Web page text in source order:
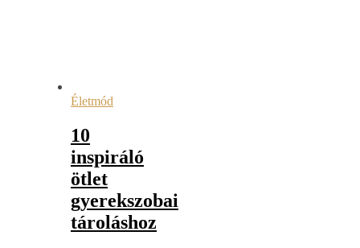
Életmód
10
inspiráló
ötlet
gyerekszobai
tároláshoz